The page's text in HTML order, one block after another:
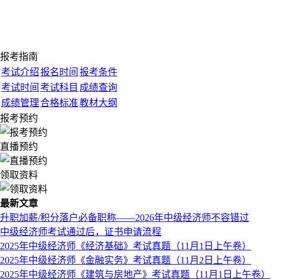
报考指南
考试介绍报名时间 报考条件
考试时间 考试科目 成绩查询
成绩管理合格标准教材大纲
报考预约
直播预约
领取资料
最新文章
升职加薪/积分落户必备职称——2026年中级经济师不容错过
中级经济师考试通过后，证书申请流程
2025年中级经济师《经济基础》考试真题（11月1日上午卷）
2025年中级经济师《金融实务》考试真题（11月2日上午卷）
2025年中级经济师《建筑与房地产》考试真题（11月1日上午卷）